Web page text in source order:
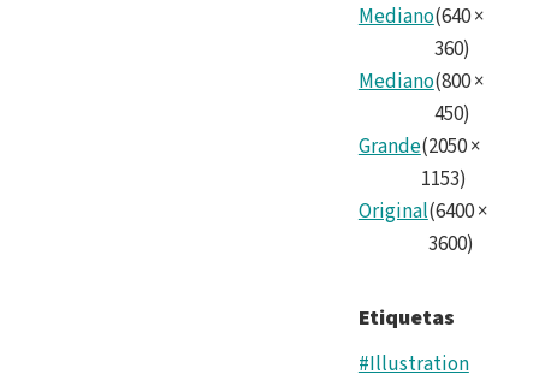
Mediano(640×
360)
Mediano(800×
450)
Grande(2050×
1153)
Original(6400×
3600)
Etiquetas
#Illustration